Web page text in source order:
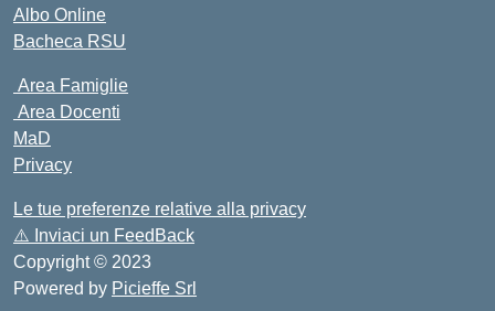
Albo Online
Bacheca RSU
Area Famiglie
Area Docenti
MaD
Privacy
Le tue preferenze relative alla privacy
⚠️ Inviaci un FeedBack
Copyright © 2023
Powered by Picieffe Srl